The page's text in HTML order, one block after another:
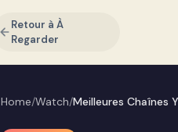
Retour à À
Regarder
Home/Watch/Meilleures Chaînes